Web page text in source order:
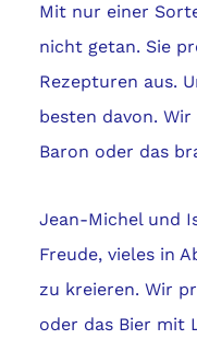
Mit nur einer
nicht getan. Sie
Rezepturen aus.
besten davon.
Baron oder das
Jean-Michel und
Freude, vieles in
zu kreieren. Wir
oder das Bier mit